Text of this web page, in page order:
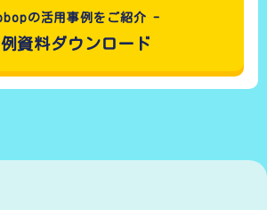
の活用事例をご紹介 -
資料ダウンロード